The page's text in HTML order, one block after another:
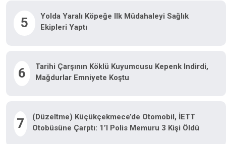
5
Yolda Yaralı Köpeğe Ilk Müdahaleyi Sağlık
Ekipleri Yaptı
6
Tarihi Çarşının Köklü Kuyumcusu Kepenk Indirdi,
Mağdurlar Emniyete Koştu
7
(Düzeltme) Küçükçekmece’de Otomobil, İETT
Otobüsüne Çarptı: 1’i Polis Memuru 3 Kişi Öldü